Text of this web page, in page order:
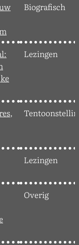
Biografisch
Lezingen
Lezingen
Overig